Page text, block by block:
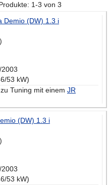
1-3 von 3
Demio (DW) 1.3 i
53 kW)
Tuning mit einem JR
(DW) 1.3 i
53 kW)